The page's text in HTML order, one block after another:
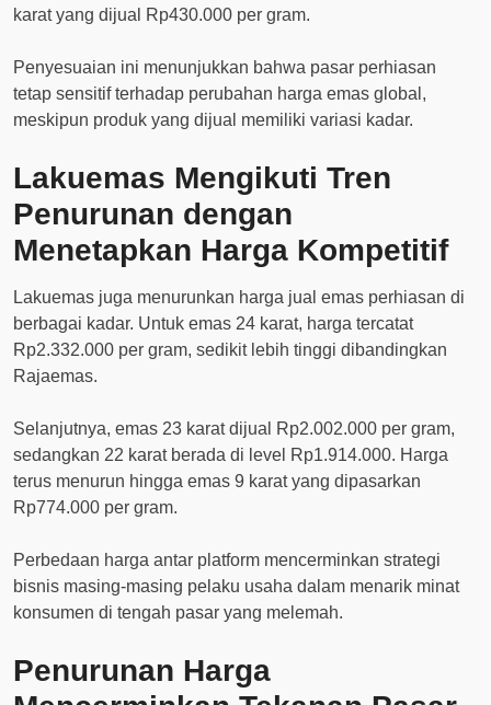
karat yang dijual Rp430.000 per gram.
Penyesuaian ini menunjukkan bahwa pasar perhiasan
tetap sensitif terhadap perubahan harga emas global,
meskipun produk yang dijual memiliki variasi kadar.
Lakuemas Mengikuti Tren
Penurunan dengan
Menetapkan Harga Kompetitif
Lakuemas juga menurunkan harga jual emas perhiasan di
berbagai kadar. Untuk emas 24 karat, harga tercatat
Rp2.332.000 per gram, sedikit lebih tinggi dibandingkan
Rajaemas.
Selanjutnya, emas 23 karat dijual Rp2.002.000 per gram,
sedangkan 22 karat berada di level Rp1.914.000. Harga
terus menurun hingga emas 9 karat yang dipasarkan
Rp774.000 per gram.
Perbedaan harga antar platform mencerminkan strategi
bisnis masing-masing pelaku usaha dalam menarik minat
konsumen di tengah pasar yang melemah.
Penurunan Harga